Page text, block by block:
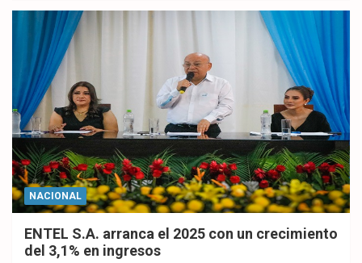
ok p
NACIONAL
ENTEL S.A. arranca el 2025 con un crecimiento
del 3,1% en ingresos